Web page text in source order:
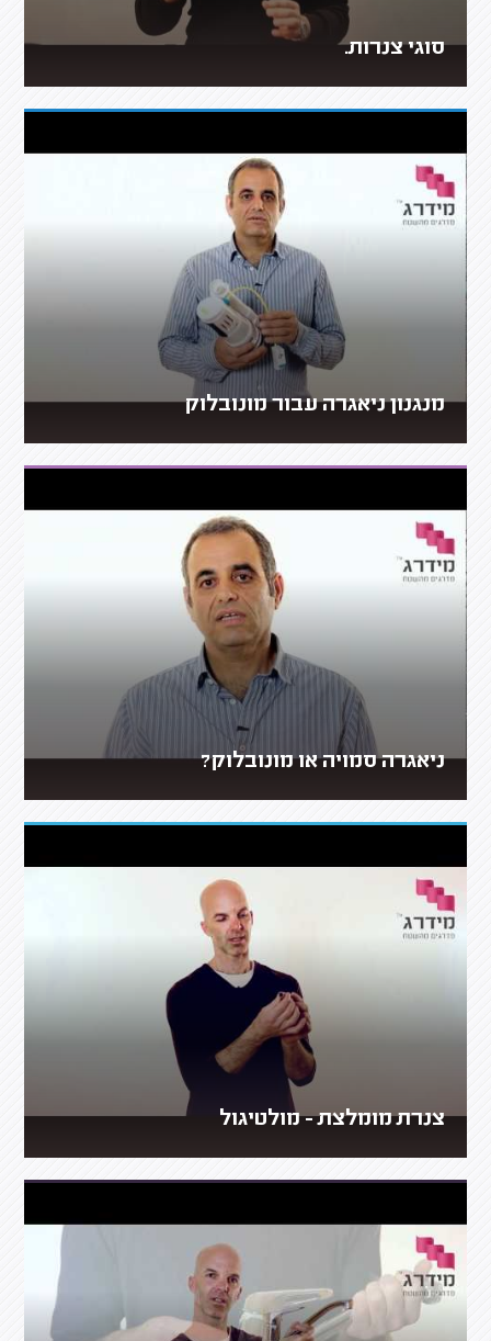
סוגי צנרות.
מנגנון ניאגרה עבור מונובלוק
ניאגרה סמויה או מונובלוק?
צנרת מומלצת - מולטיגול